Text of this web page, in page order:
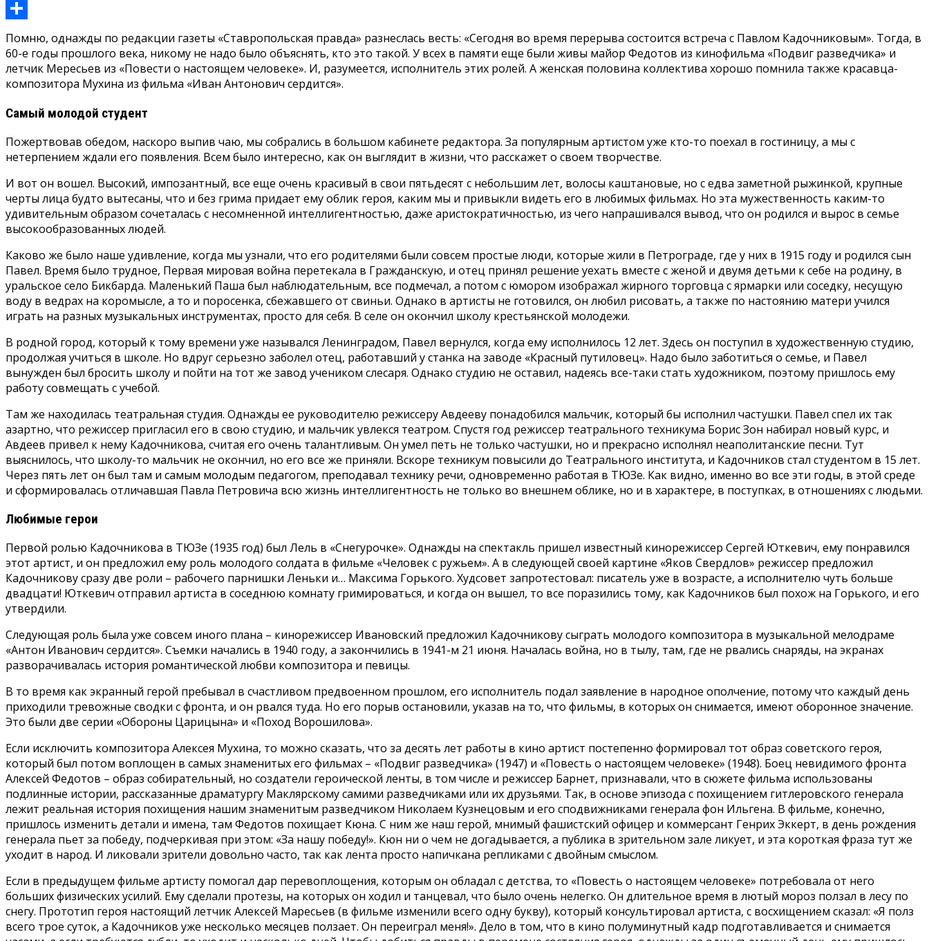
Mail.Ru
Отправить
Помню, однажды по редакции газеты «Ставропольская правда» разнеслась весть: «Сегодня во время перерыва состоится встреча с Павлом Кадочниковым». Тогда, в
60-е годы прошлого века, никому не надо было объяснять, кто это такой. У всех в памяти еще были живы майор Федотов из кинофильма «Подвиг разведчика» и
летчик Мересьев из «Повести о настоящем человеке». И, разумеется, исполнитель этих ролей. А женская половина коллектива хорошо помнила также красавца-
композитора Мухина из фильма «Иван Антонович сердится».
Самый молодой студент
Пожертвовав обедом, наскоро выпив чаю, мы собрались в большом кабинете редактора. За популярным артистом уже кто-то поехал в гостиницу, а мы с
нетерпением ждали его появления. Всем было интересно, как он выглядит в жизни, что расскажет о своем творчестве.
И вот он вошел. Высокий, импозантный, все еще очень красивый в свои пятьдесят с небольшим лет, волосы каштановые, но с едва заметной рыжинкой, крупные
черты лица будто вытесаны, что и без грима придает ему облик героя, каким мы и привыкли видеть его в любимых фильмах. Но эта мужественность каким-то
удивительным образом сочеталась с несомненной интеллигентностью, даже аристократичностью, из чего напрашивался вывод, что он родился и вырос в семье
высокообразованных людей.
Каково же было наше удивление, когда мы узнали, что его родителями были совсем простые люди, которые жили в Петрограде, где у них в 1915 году и родился сын
Павел. Время было трудное, Первая мировая война перетекала в Гражданскую, и отец принял решение уехать вместе с женой и двумя детьми к себе на родину, в
уральское село Бикбарда. Маленький Паша был наблюдательным, все подмечал, а потом с юмором изображал жирного торговца с ярмарки или соседку, несущую
воду в ведрах на коромысле, а то и поросенка, сбежавшего от свиньи. Однако в артисты не готовился, он любил рисовать, а также по настоянию матери учился
играть на разных музыкальных инструментах, просто для себя. В селе он окончил школу крестьянской молодежи.
В родной город, который к тому времени уже назывался Ленинградом, Павел вернулся, когда ему исполнилось 12 лет. Здесь он поступил в художественную студию,
продолжая учиться в школе. Но вдруг серьезно заболел отец, работавший у станка на заводе «Красный путиловец». Надо было заботиться о семье, и Павел
вынужден был бросить школу и пойти на тот же завод учеником слесаря. Однако студию не оставил, надеясь все-таки стать художником, поэтому пришлось ему
работу совмещать с учебой.
Там же находилась театральная студия. Однажды ее руководителю режиссеру Авдееву понадобился мальчик, который бы исполнил частушки. Павел спел их так
азартно, что режиссер пригласил его в свою студию, и мальчик увлекся театром. Спустя год режиссер театрального техникума Борис Зон набирал новый курс, и
Авдеев привел к нему Кадочникова, считая его очень талантливым. Он умел петь не только частушки, но и прекрасно исполнял неаполитанские песни. Тут
выяснилось, что школу-то мальчик не окончил, но его все же приняли. Вскоре техникум повысили до Театрального института, и Кадочников стал студентом в 15 лет.
Через пять лет он был там и самым молодым педагогом, преподавал технику речи, одновременно работая в ТЮЗе. Как видно, именно во все эти годы, в этой среде
и сформировалась отличавшая Павла Петровича всю жизнь интеллигентность не только во внешнем облике, но и в характере, в поступках, в отношениях с людьми.
Любимые герои
Первой ролью Кадочникова в ТЮЗе (1935 год) был Лель в «Снегурочке». Однажды на спектакль пришел известный кинорежиссер Сергей Юткевич, ему понравился
этот артист, и он предложил ему роль молодого солдата в фильме «Человек с ружьем». А в следующей своей картине «Яков Свердлов» режиссер предложил
Кадочникову сразу две роли – рабочего парнишки Леньки и… Максима Горького. Худсовет запротестовал: писатель уже в возрасте, а исполнителю чуть больше
двадцати! Юткевич отправил артиста в соседнюю комнату гримироваться, и когда он вышел, то все поразились тому, как Кадочников был похож на Горького, и его
утвердили.
Следующая роль была уже совсем иного плана – кинорежиссер Ивановский предложил Кадочникову сыграть молодого композитора в музыкальной мелодраме
«Антон Иванович сердится». Съемки начались в 1940 году, а закончились в 1941-м 21 июня. Началась война, но в тылу, там, где не рвались снаряды, на экранах
разворачивалась история романтической любви композитора и певицы.
В то время как экранный герой пребывал в счастливом предвоенном прошлом, его исполнитель подал заявление в народное ополчение, потому что каждый день
приходили тревожные сводки с фронта, и он рвался туда. Но его порыв остановили, указав на то, что фильмы, в которых он снимается, имеют оборонное значение.
Это были две серии «Обороны Царицына» и «Поход Ворошилова».
Если исключить композитора Алексея Мухина, то можно сказать, что за десять лет работы в кино артист постепенно формировал тот образ советского героя,
который был потом воплощен в самых знаменитых его фильмах – «Подвиг разведчика» (1947) и «Повесть о настоящем человеке» (1948). Боец невидимого фронта
Алексей Федотов – образ собирательный, но создатели героической ленты, в том числе и режиссер Барнет, признавали, что в сюжете фильма использованы
подлинные истории, рассказанные драматургу Маклярскому самими разведчиками или их друзьями. Так, в основе эпизода с похищением гитлеровского генерала
лежит реальная история похищения нашим знаменитым разведчиком Николаем Кузнецовым и его сподвижниками генерала фон Ильгена. В фильме, конечно,
пришлось изменить детали и имена, там Федотов похищает Кюна. С ним же наш герой, мнимый фашистский офицер и коммерсант Генрих Эккерт, в день рождения
генерала пьет за победу, подчеркивая при этом: «За нашу победу!». Кюн ни о чем не догадывается, а публика в зрительном зале ликует, и эта короткая фраза тут же
уходит в народ. И ликовали зрители довольно часто, так как лента просто напичкана репликами с двойным смыслом.
Если в предыдущем фильме артисту помогал дар перевоплощения, которым он обладал с детства, то «Повесть о настоящем человеке» потребовала от него
больших физических усилий. Ему сделали протезы, на которых он ходил и танцевал, что было очень нелегко. Он длительное время в лютый мороз ползал в лесу по
снегу. Прототип героя настоящий летчик Алексей Маресьев (в фильме изменили всего одну букву), который консультировал артиста, с восхищением сказал: «Я полз
всего трое суток, а Кадочников уже несколько месяцев ползает. Он переиграл меня!». Дело в том, что в кино полуминутный кадр подготавливается и снимается